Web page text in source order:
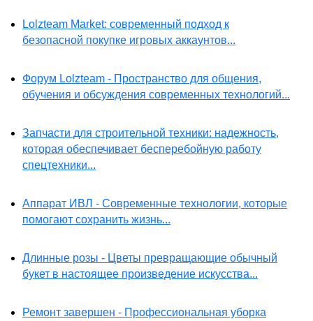
Lolzteam Market: современный подход к
безопасной покупке игровых аккаунтов...
Форум Lolzteam - Пространство для общения,
обучения и обсуждения современных технологий...
Запчасти для строительной техники: надежность,
которая обеспечивает бесперебойную работу
спецтехники...
Аппарат ИВЛ - Современные технологии, которые
помогают сохранить жизнь...
Длинные розы - Цветы превращающие обычный
букет в настоящее произведение искусства...
Ремонт завершен - Профессиональная уборка